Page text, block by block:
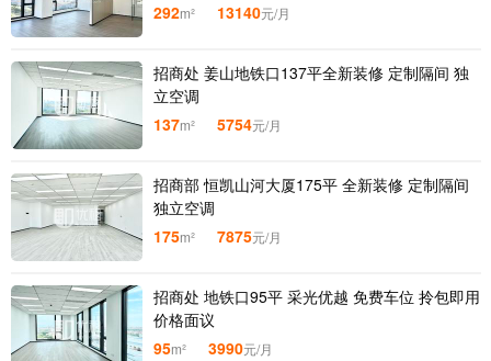
292m² 13140元/月
招商处 姜山地铁口137平全新装修 定制隔间 独
立空调
137m² 5754元/月
招商部 恒凯山河大厦175平 全新装修 定制隔间
独立空调
175m² 7875元/月
招商处 地铁口95平 采光优越 免费车位 拎包即用
价格面议
95m² 3990元/月